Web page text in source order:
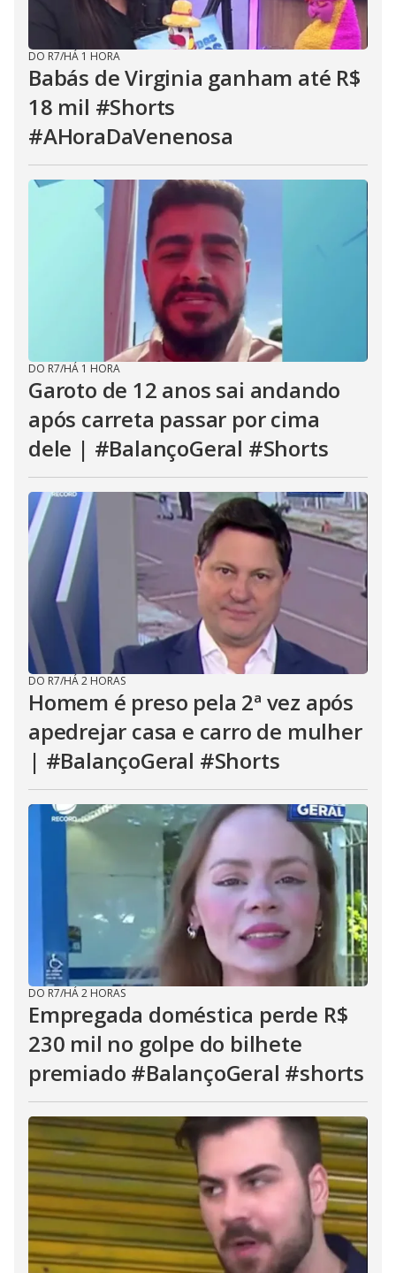
DO R7/HÁ 1 HORA
Babás de Virginia ganham até R$
18 mil #Shorts
#AHoraDaVenenosa
DO R7/HÁ 1 HORA
Garoto de 12 anos sai andando
após carreta passar por cima
dele | #BalançoGeral #Shorts
DO R7/HÁ 2 HORAS
Homem é preso pela 2ª vez após
apedrejar casa e carro de mulher
| #BalançoGeral #Shorts
DO R7/HÁ 2 HORAS
Empregada doméstica perde R$
230 mil no golpe do bilhete
premiado #BalançoGeral #shorts